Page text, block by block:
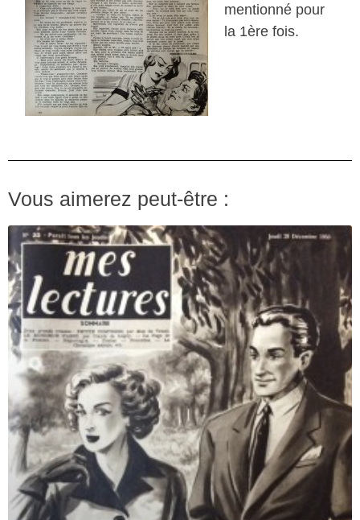
mentionné pour
la 1ère fois.
Vous aimerez peut-être :